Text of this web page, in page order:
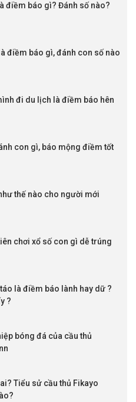
điềm báo gì? Đánh số nào?
điềm báo gì, đánh con số nào
đi du lịch là điềm báo hên
con gì, báo mộng điềm tốt
thế nào cho người mới
chơi xổ số con gì dễ trúng
là điềm báo lành hay dữ ?
?
bóng đá của cầu thủ
Tiểu sử cầu thủ Fikayo